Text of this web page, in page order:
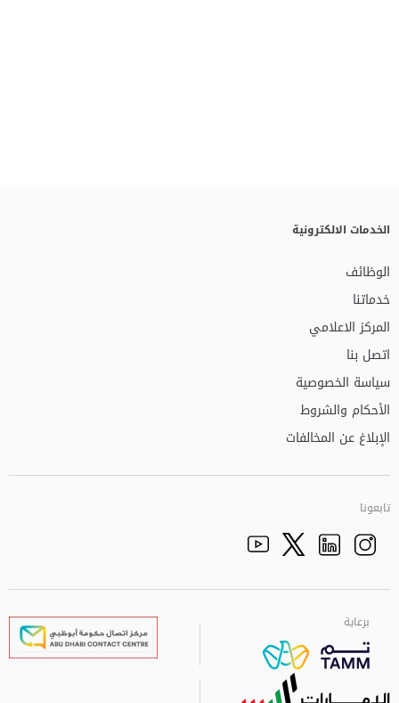
الخدمات الالكترونية
الوظائف
خدماتنا
المركز الاعلامي
اتصل بنا
سياسة الخصوصية
الأحكام والشروط
الإبلاغ عن المخالفات
تابعونا
Facebook
Instagramالذهاب الى تم
Twitter
Youtube
برعاية
برعاية
برعاية